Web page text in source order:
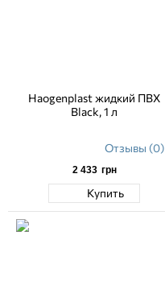
Haogenplast жидкий ПВХ
Black, 1 л
Отзывы (0)
2 433 грн
Купить